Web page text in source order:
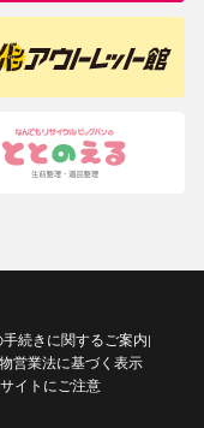
続きに関するご案内|
営業法に基づく表示
イトにご注意